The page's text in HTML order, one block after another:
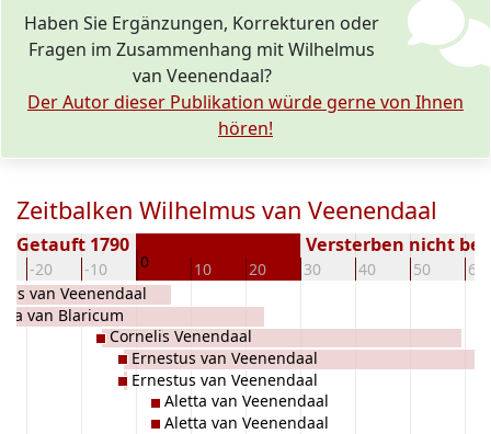
Haben Sie Ergänzungen, Korrekturen oder
Fragen im Zusammenhang mit Wilhelmus
van Veenendaal?
Der Autor dieser Publikation würde gerne von Ihnen
hören!
Zeitbalken Wilhelmus van Veenendaal
-20 -10 0 10 20 30 40 50 60
Getauft 1790 Versterben nicht
van Veenendaal
van Blaricum
Cornelis Venendaal
Ernestus van Veenendaal
Ernestus van Veenendaal
Aletta van Veenendaal
Aletta van Veenendaal